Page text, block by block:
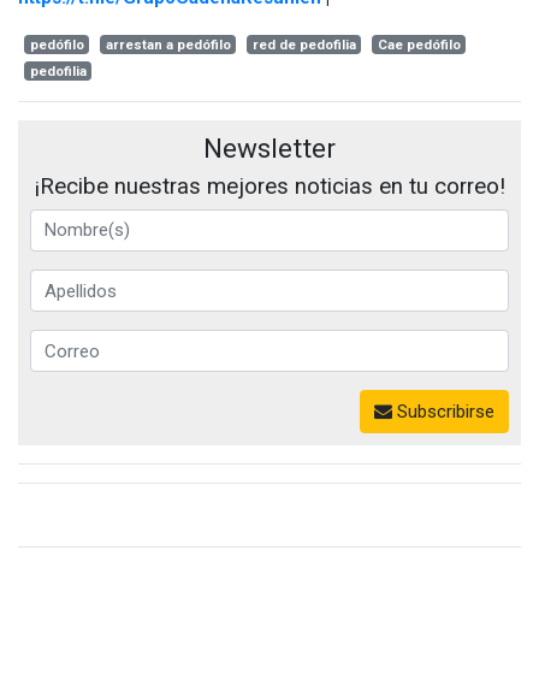
pedófilo arrestan a pedófilo red de pedofilia
Cae pedófilo
pedofilia
Newsletter
¡Recibe nuestras mejores noticias en tu correo!
Subscribirse